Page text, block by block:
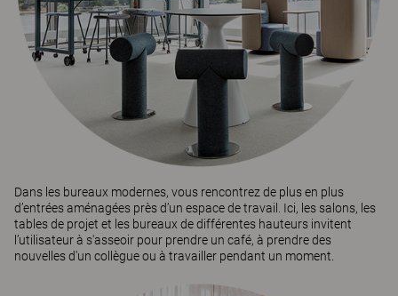
Dans les bureaux modernes, vous rencontrez de plus en plus
d’entrées aménagées près d’un espace de travail. Ici, les salons, les
tables de projet et les bureaux de différentes hauteurs invitent
l’utilisateur à s'asseoir pour prendre un café, à prendre des
nouvelles d'un collègue ou à travailler pendant un moment.